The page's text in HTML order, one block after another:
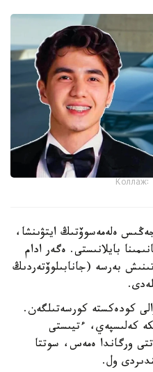
Коллаж:
ەلەمەسوۆتىڭ ايتۋىنشا،
بايلانىستى. ەگەر ادام
بەرسە (جانابىلوۆتەردىڭ
كودەكستە كورسەتىلگەن.
كەلىسپەي، ءتيىستى
ورگاندا ەمەس، سوتتا
ول.